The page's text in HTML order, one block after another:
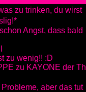
zu trinken, du wirst
Angst, dass bald
zu wenig!! :D
zu KAYONE der
aber das tut